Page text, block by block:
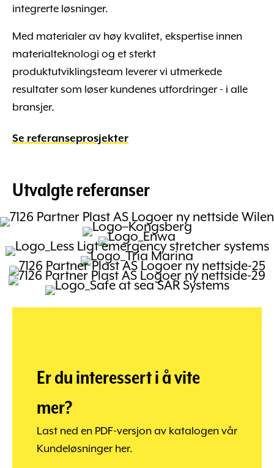
integrerte løsninger.
Med materialer av høy kvalitet, ekspertise innen
materialteknologi og et sterkt
produktutviklingsteam leverer vi utmerkede
resultater som løser kundenes utfordringer - i alle
bransjer.
Se referanseprosjekter
Utvalgte referanser
Er du interessert i å vite
mer?
Last ned en PDF-versjon av katalogen vår
Kundeløsninger her.